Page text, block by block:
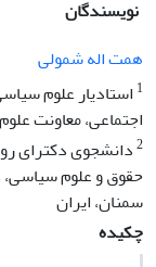
نویسندگان
همت اله شمولی
1 استادیار علوم
اجتماعی، معاونت
2دانشجوی دکترای
حقوق و علوم سیاسی،
سمنان، ایران
چکیده